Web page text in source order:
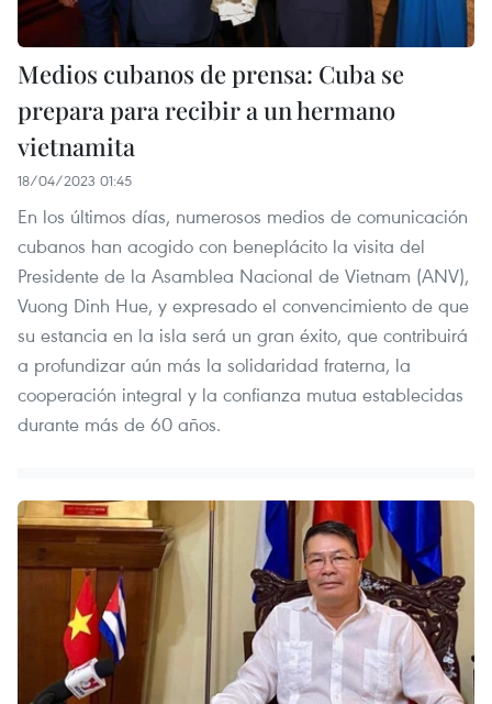
Medios cubanos de prensa: Cuba se
prepara para recibir a un hermano
vietnamita
18/04/2023 01:45
En los últimos días, numerosos medios de comunicación
cubanos han acogido con beneplácito la visita del
Presidente de la Asamblea Nacional de Vietnam (ANV),
Vuong Dinh Hue, y expresado el convencimiento de que
su estancia en la isla será un gran éxito, que contribuirá
a profundizar aún más la solidaridad fraterna, la
cooperación integral y la confianza mutua establecidas
durante más de 60 años.